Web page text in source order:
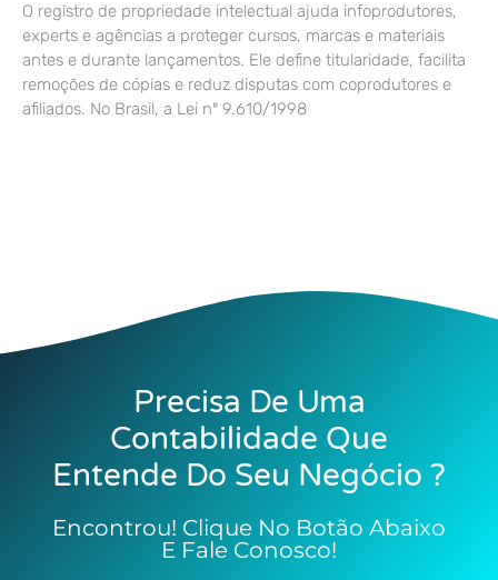
O registro de propriedade intelectual ajuda infoprodutores,
experts e agências a proteger cursos, marcas e materiais
antes e durante lançamentos. Ele define titularidade, facilita
remoções de cópias e reduz disputas com coprodutores e
afiliados. No Brasil, a Lei nº 9.610/1998
Precisa De Uma
Contabilidade Que
Entende Do Seu Negócio ?
Encontrou! Clique No Botão Abaixo
E Fale Conosco!